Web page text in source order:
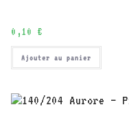
0,10 €
Ajouter au panier